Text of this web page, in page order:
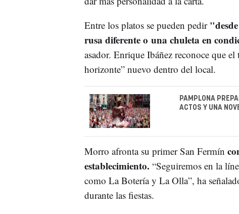
Entre los platos se pueden pedir
rusa diferente o una chuleta en
asador. Enrique Ibáñez reconoce que
horizonte” nuevo dentro del local.
PAMPLONA
ACTOS Y UNA
Morro afronta su primer San Fermín
establecimiento. “Seguiremos en la
como La Botería y La Olla”, ha
durante las fiestas.